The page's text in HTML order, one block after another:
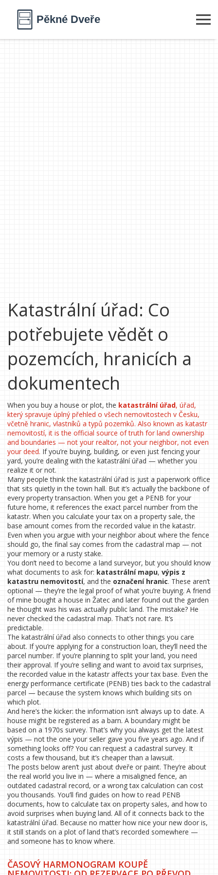
Katastrální úřad: Co
potřebujete vědět o
pozemcích, hranicích a
dokumentech
When you buy a house or plot, the katastrální úřad, úřad,
který spravuje úplný přehled o všech nemovitostech v Česku,
včetně hranic, vlastníků a typů pozemků. Also known as katastr
nemovitostí, it is the official source of truth for land ownership
and boundaries — not your realtor, not your neighbor, not even
your deed. If you’re buying, building, or even just fencing your
yard, you’re dealing with the katastrální úřad — whether you
realize it or not.
Many people think the katastrální úřad is just a paperwork office
that sits quietly in the town hall. But it’s actually the backbone of
every property transaction. When you get a PENB for your
future home, it references the exact parcel number from the
katastr. When you calculate your tax on a property sale, the
base amount comes from the recorded value in the katastr.
Even when you argue with your neighbor about where the fence
should go, the final say comes from the cadastral map — not
your memory or a rusty stake.
You don’t need to become a land surveyor, but you should know
what documents to ask for: katastrální mapu, výpis z
katastru nemovitostí, and the označení hranic. These aren’t
optional — they’re the legal proof of what you’re buying. A friend
of mine bought a house in Žatec and later found out the garden
he thought was his was actually public land. The mistake? He
never checked the cadastral map. That’s not rare. It’s
predictable.
The katastrální úřad also connects to other things you care
about. If you’re applying for a construction loan, they’ll need the
parcel number. If you’re planning to split your land, you need
their approval. If you’re selling and want to avoid tax surprises,
the recorded value in the katastr affects your tax base. Even the
energy performance certificate (PENB) ties back to the cadastral
parcel — because the system knows which building sits on
which plot.
And here’s the kicker: the information isn’t always up to date. A
house might be registered as a barn. A boundary might be
based on a 1970s survey. That’s why you always get the latest
výpis — not the one your seller gave you five years ago. And if
something looks off? You can request a cadastral survey. It
costs a few thousand, but it’s cheaper than a lawsuit.
The posts below aren’t just about dveře or paint. They’re about
the real world you live in — where a misaligned fence, an
outdated cadastral record, or a wrong tax calculation can cost
you thousands. You’ll find guides on how to read PENB
documents, how to calculate tax on property sales, and how to
avoid surprises when buying land. All of it connects back to the
katastrální úřad. Because no matter how nice your new door is,
it still stands on a plot of land that’s recorded somewhere —
and someone has to know where.
ČASOVÝ HARMONOGRAM KOUPĚ